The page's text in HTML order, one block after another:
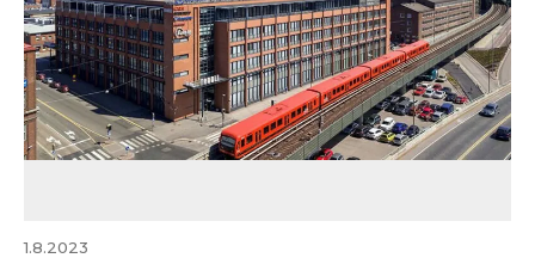
1.8.2023